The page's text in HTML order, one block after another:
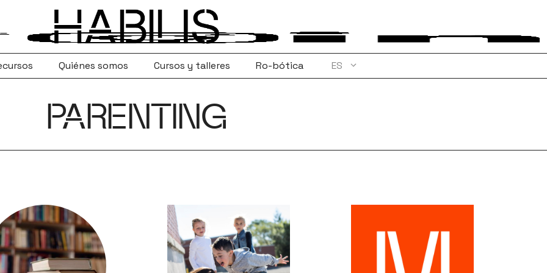
Quiénes somos Cursos y talleres Ro-bótica ES
PARENTING